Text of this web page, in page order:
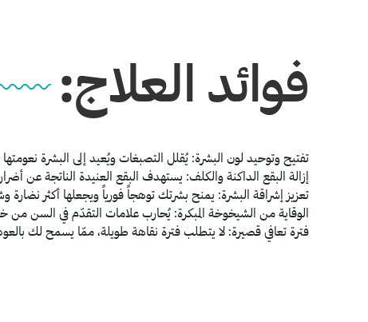
فوائد العلاج:
تفتيح وتوحيد لون البشرة: يُقلل التصبغات ويُعيد إلى البشرة
إزالة البقع الداكنة والكلف: يستهدف البقع العنيدة الناتجة عن
تعزيز إشراقة البشرة: يمنح بشرتك توهجاً فورياً ويجعلها أكثر نضارة
الوقاية من الشيخوخة المبكرة: يُحارب علامات التقدّم في السن من
فترة تعافي قصيرة: لا يتطلب فترة نقاهة طويلة، ممّا يسمح لك